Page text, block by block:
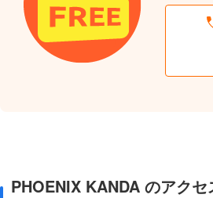
PHOENIX KANDA のアクセ